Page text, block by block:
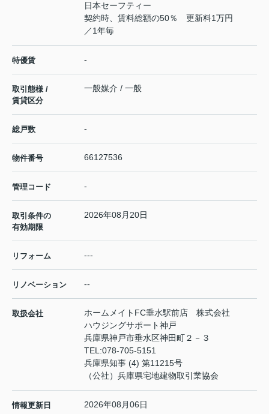
日本セーフティー
契約時、賃料総額の50％ 更新料1万円
／1年毎
特優賃 -
取引態様 /
賃貸区分
一般媒介 / 一般
総戸数 -
物件番号 66127536
管理コード -
取引条件の
有効期限
2026年08月20日
リフォーム ---
リノベーション --
取扱会社
ホームメイトFC垂水駅前店 株式会社
ハウジングサポート神戸
兵庫県神戸市垂水区神田町２－３
TEL:078-705-5151
兵庫県知事 (4) 第11215号
（公社）兵庫県宅地建物取引業協会
情報更新日 2026年08月06日